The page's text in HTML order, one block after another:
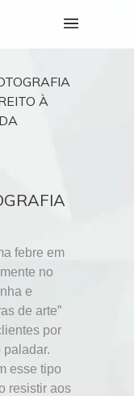
À
febre em
no
e
de arte”
por
paladar.
esse tipo
resistir aos